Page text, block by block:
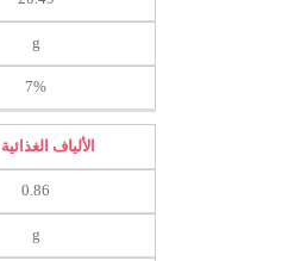
g
7%
الألياف الغذائية
0.86
g